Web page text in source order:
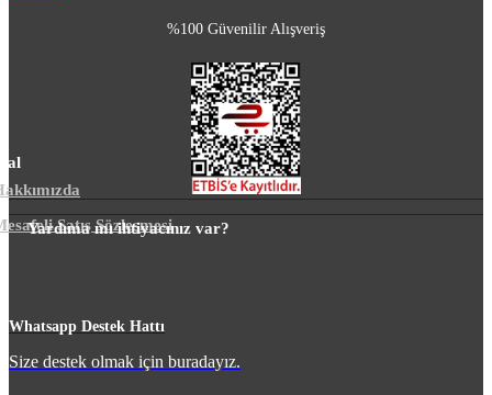
%100 Güvenilir Alışveriş
Satış Sözleşmesi
Yardıma mı ihtiyacınız var?
Whatsapp Destek Hattı
Size destek olmak için buradayız.